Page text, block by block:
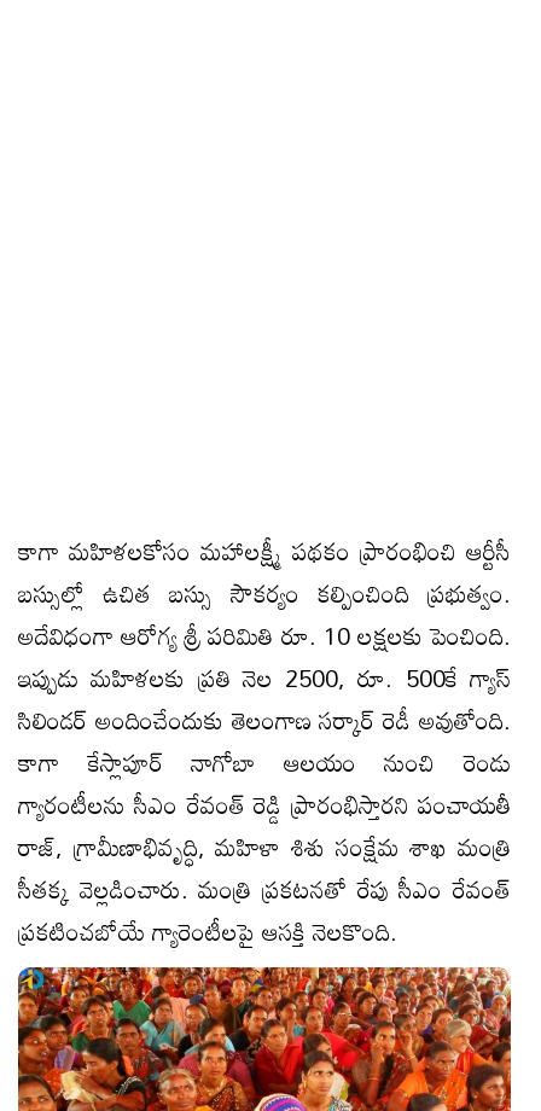
కాగా మహిళలకోసం మహాలక్ష్మీ పథకం ప్రారంభించి ఆర్టీసీ
బస్సుల్లో ఉచిత బస్సు సౌకర్యం కల్పించింది ప్రభుత్వం.
అదేవిధంగా ఆరోగ్య శ్రీ పరిమితి రూ. 10 లక్షలకు పెంచింది.
ఇప్పుడు మహిళలకు ప్రతి నెల 2500, రూ. 500కే గ్యాస్
సిలిండర్ అందించేందుకు తెలంగాణ సర్కార్ రెడీ అవుతోంది.
కాగా కేస్లాపూర్‌ నాగోబా ఆలయం నుంచి రెండు
గ్యారంటీలను సీఎం రేవంత్ రెడ్డి ప్రారంభిస్తారని పంచాయతీ
రాజ్, గ్రామీణాభివృద్ధి, మహిళా శిశు సంక్షేమ శాఖ మంత్రి
సీతక్క వెల్లడించారు. మంత్రి ప్రకటనతో రేపు సీఎం రేవంత్
ప్రకటించబోయే గ్యారెంటీలపై ఆసక్తి నెలకొంది.